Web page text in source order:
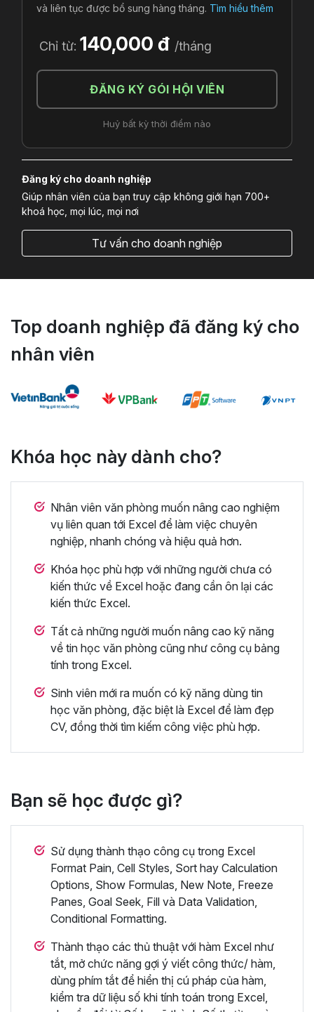
và liên tục được bổ sung hàng tháng. Tìm hiểu thêm
Chỉ từ: 140,000 đ /tháng
ĐĂNG KÝ GÓI HỘI VIÊN
Huỷ bất kỳ thời điểm nào
Đăng ký cho doanh nghiệp
Giúp nhân viên của bạn truy cập không giới hạn 700+
khoá học, mọi lúc, mọi nơi
Tư vấn cho doanh nghiệp
Top doanh nghiệp đã đăng ký cho
nhân viên
Khóa học này dành cho?
Nhân viên văn phòng muốn nâng cao nghiệm
vụ liên quan tới Excel để làm việc chuyên
nghiệp, nhanh chóng và hiệu quả hơn.
Khóa học phù hợp với những người chưa có
kiến thức về Excel hoặc đang cần ôn lại các
kiến thức Excel.
Tất cả những người muốn nâng cao kỹ năng
về tin học văn phòng cũng như công cụ bảng
tính trong Excel.
Sinh viên mới ra muốn có kỹ năng dùng tin
học văn phòng, đặc biệt là Excel để làm đẹp
CV, đồng thời tìm kiếm công việc phù hợp.
Bạn sẽ học được gì?
Sử dụng thành thạo công cụ trong Excel
Format Pain, Cell Styles, Sort hay Calculation
Options, Show Formulas, New Note, Freeze
Panes, Goal Seek, Fill và Data Validation,
Conditional Formatting.
Thành thạo các thủ thuật với hàm Excel như
tắt, mở chức năng gợi ý viết công thức/ hàm,
dùng phím tắt để hiển thị cú pháp của hàm,
kiểm tra dữ liệu số khi tính toán trong Excel,